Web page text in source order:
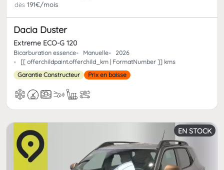
dès 191€/mois
Dacia Duster
Extreme ECO-G 120
Bicarburation essence Manuelle
2026
[[ offerchildpaint.offerchild_km | FormatNumber ]] kms
Garantie Constructeur
Prix en baisse
EN STOCK